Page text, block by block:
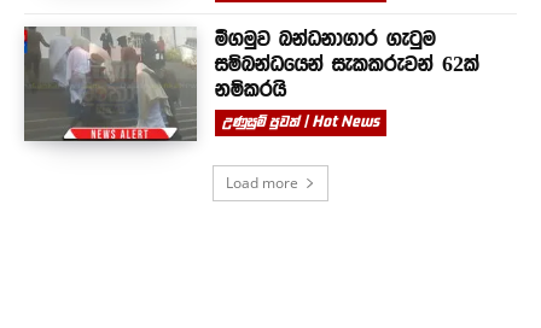
මීගමුව බන්ධනාගාර ගැටුම
සම්බන්ධයෙන් සැකකරුවන් 62ක්
නම්කරයි
උණුසුම් පුවත් | Hot News
Load more